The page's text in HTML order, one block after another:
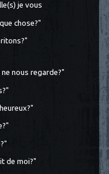
je vous
chose?"
nous regarde?"
de moi?"